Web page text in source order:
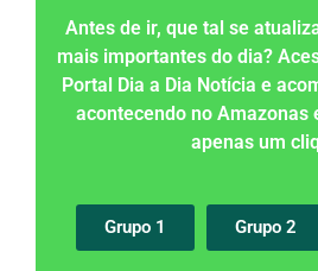
Antes de ir, que tal se
mais importantes do dia?
Portal Dia a Dia Notícia e
acontecendo no Amazonas
apenas um
Grupo 1 Grupo 2